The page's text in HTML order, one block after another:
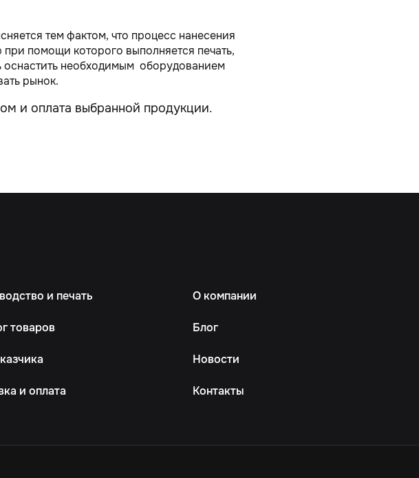
тем фактом, что процесс нанесения
помощи которого выполняется печать,
оснастить необходимым оборудованием
рынок.
и оплата выбранной продукции.
и печать
товаров
и оплата
О компании
Блог
Новости
Контакты